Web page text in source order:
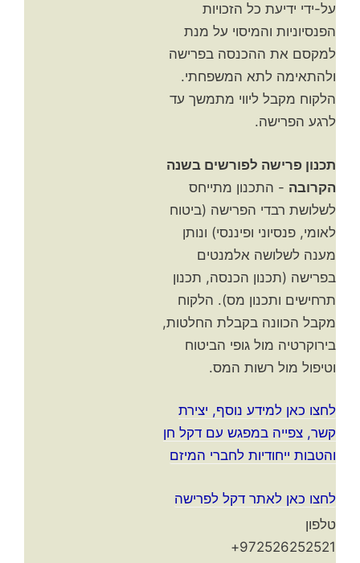
על-ידי ידיעת כל הזכויות
הפנסיוניות והמיסוי על מנת
למקסם את ההכנסה בפרישה
ולהתאימה לתא המשפחתי.
הלקוח מקבל ליווי מתמשך עד
לרגע הפרישה.
תכנון פרישה לפורשים בשנה
הקרובה - התכנון מתייחס
לשלושת רבדי הפרישה (ביטוח
לאומי, פנסיוני ופיננסי) ונותן
מענה לשלושה אלמנטים
בפרישה (תכנון הכנסה, תכנון
תרחישים ותכנון מס). הלקוח
מקבל הכוונה בקבלת החלטות,
בירוקרטיה מול גופי הביטוח
וטיפול מול רשות המס.
לחצו כאן למידע נוסף, יצירת
קשר, צפייה במפגש עם דקל חן
והטבות ייחודיות לחברי המיזם
לחצו כאן לאתר דקל לפרישה
טלפון
972526252521+